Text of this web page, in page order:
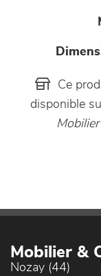
Ce
disponible
Mobilier &
Nozay (44)